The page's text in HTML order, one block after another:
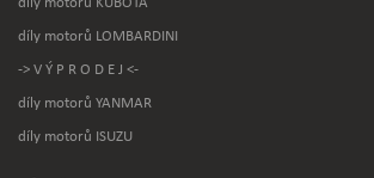
díly motorů LOMBARDINI
-> V Ý P R O D E J <-
díly motorů YANMAR
díly motorů ISUZU